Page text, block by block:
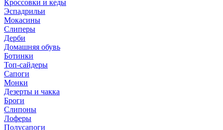
Кроссовки и кеды
Эспадрильи
Мокасины
Слиперы
Дерби
Домашняя обувь
Ботинки
Топ-сайдеры
Сапоги
Монки
Дезерты и чакка
Броги
Слипоны
Лоферы
Полусапоги